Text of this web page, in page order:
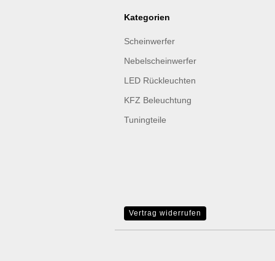
Kategorien
Scheinwerfer
Nebelscheinwerfer
LED Rückleuchten
KFZ Beleuchtung
Tuningteile
Vertrag widerrufen